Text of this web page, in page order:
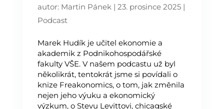
autor: Martin Pánek| 23. prosince 2025|
Podcast
Marek Hudík je učitel ekonomie a
akademik z Podnikohospodářské
fakulty VŠE. V našem podcastu už byl
několikrát, tentokrát jsme si povídali o
knize Freakonomics, o tom, jak změnila
nejen jeho výuku a ekonomický
výzkum, o Stevu Levittovi, chicagské